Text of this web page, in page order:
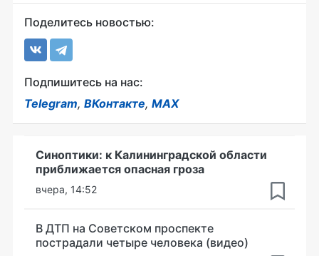
Поделитесь новостью:
Подпишитесь на нас:
Telegram, ВКонтакте, MAX
Синоптики: к Калининградской области
приближается опасная гроза
вчера, 14:52
В ДТП на Советском проспекте
пострадали четыре человека (видео)